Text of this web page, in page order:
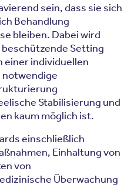
sein, dass sie sich
Behandlung
bleiben. Dabei wird
Setting
einer individuellen
notwendige
Stabilisierung und
kaum möglich ist.
einschließlich
Einhaltung von
von
Überwachung